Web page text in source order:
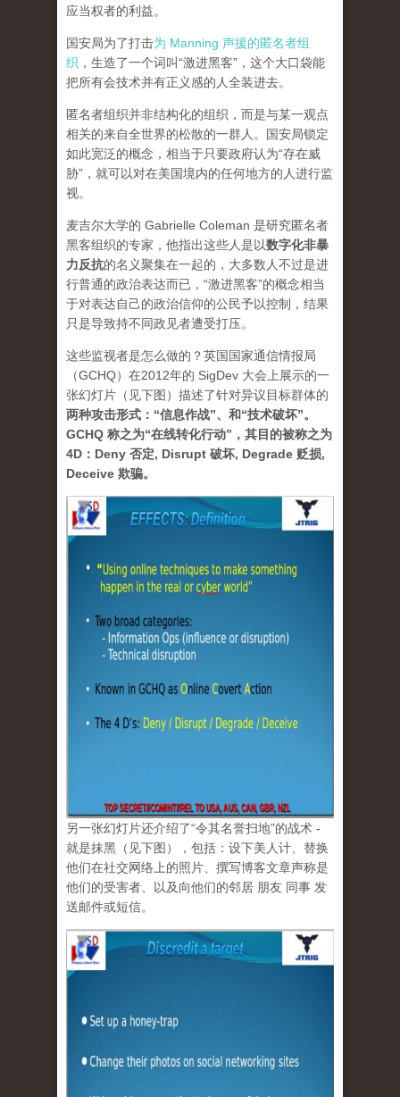
应当权者的利益。
国安局为了打击为 Manning 声援的匿名者组
织 ，生造了一个词叫“激进黑客”，这个大口袋能
把所有会技术并有正义感的人全装进去。
匿名者组织并非结构化的组织，而是与某一观点
相关的来自全世界的松散的一群人。国安局锁定
如此宽泛的概念，相当于只要政府认为“存在威
胁”，就可以对在美国境内的任何地方的人进行监
视。
麦吉尔大学的 Gabrielle Coleman 是研究匿名者
黑客组织的专家，他指出这些人是以数字化非暴
力反抗的名义聚集在一起的，大多数人不过是进
行普通的政治表达而已，“激进黑客”的概念相当
于对表达自己的政治信仰的公民予以控制，结果
只是导致持不同政见者遭受打压。
这些监视者是怎么做的？英国国家通信情报局
（GCHQ）在2012年的 SigDev 大会上展示的一
张幻灯片（见下图）描述了针对异议目标群体的
两种攻击形式：“信息作战”、和“技术破坏”。
GCHQ 称之为“在线转化行动”，其目的被称之为
4D：Deny 否定, Disrupt 破坏, Degrade 贬损,
Deceive 欺骗。
另一张幻灯片还介绍了“令其名誉扫地”的战术 -
就是抹黑（见下图），包括：设下美人计、替换
他们在社交网络上的照片、撰写博客文章声称是
他们的受害者、以及向他们的邻居 朋友 同事 发
送邮件或短信。